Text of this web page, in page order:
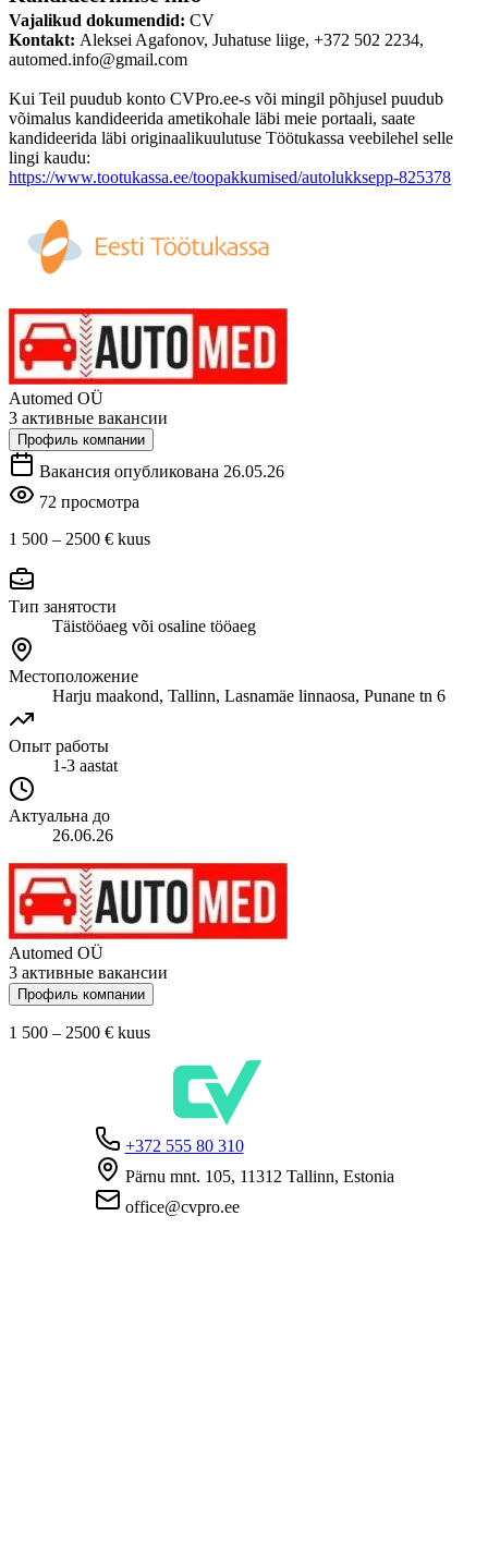
Vajalikud dokumendid: CV
Kontakt: Aleksei Agafonov, Juhatuse liige, +372 502 2234,
automed.info@gmail.com
Kui Teil puudub konto CVPro.ee-s või mingil põhjusel puudub
võimalus kandideerida ametikohale läbi meie portaali, saate
kandideerida läbi originaalikuulutuse Töötukassa veebilehel selle
lingi kaudu:
https://www.tootukassa.ee/toopakkumised/autolukksepp-825378
Automed OÜ
3 активные вакансии
Профиль компании
Вакансия опубликована 26.05.26
72 просмотра
1 500 – 2500 € kuus
Тип занятости
Täistööaeg või osaline tööaeg
Местоположение
Harju maakond, Tallinn, Lasnamäe linnaosa, Punane tn 6
Опыт работы
1-3 aastat
Актуальна до
26.06.26
Automed OÜ
3 активные вакансии
Профиль компании
1 500 – 2500 € kuus
+372 555 80 310
Pärnu mnt. 105, 11312 Tallinn, Estonia
office@cvpro.ee